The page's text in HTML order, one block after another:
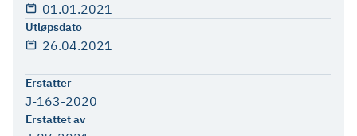
01.01.2021
Utløpsdato
26.04.2021
Erstatter
J-163-2020
Erstattet av